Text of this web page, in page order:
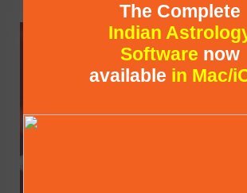
The Complete
Indian
Software now
available in Mac/